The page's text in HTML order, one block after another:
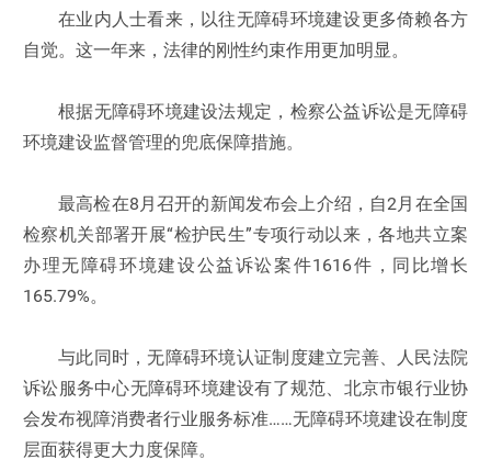
在业内人士看来，以往无障碍环境建设更多倚赖各方
自觉。这一年来，法律的刚性约束作用更加明显。
根据无障碍环境建设法规定，检察公益诉讼是无障碍
环境建设监督管理的兜底保障措施。
最高检在8月召开的新闻发布会上介绍，自2月在全国
检察机关部署开展“检护民生”专项行动以来，各地共立案
办理无障碍环境建设公益诉讼案件1616件，同比增长
165.79%。
与此同时，无障碍环境认证制度建立完善、人民法院
诉讼服务中心无障碍环境建设有了规范、北京市银行业协
会发布视障消费者行业服务标准……无障碍环境建设在制度
层面获得更大力度保障。